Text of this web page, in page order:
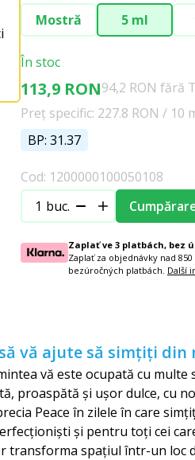
Mostră 5 ml
În stoc
113,9 RON94,2 RON fără
Preț specific: 227.8 RON / 10
BP: 31.37
Cod: 1200000100050108
buc.
Zaplať ve 3 platbách, bez
Zaplať za objednávky nad 850
bezúročných platbách. Další
vă ajute să simțiți din
vă este ocupată cu multe
proaspătă și ușor dulce, cu
Peace în zilele în care
și pentru toți cei
transforma spațiul într-un loc